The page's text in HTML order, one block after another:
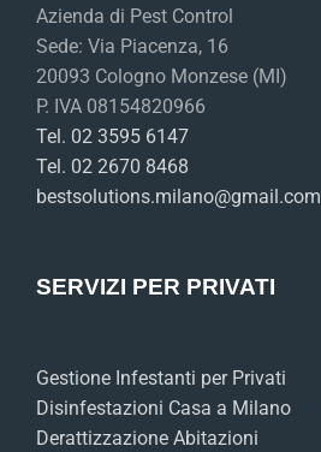
Azienda di Pest Control
Sede: Via Piacenza, 16
20093 Cologno Monzese (MI)
P. IVA 08154820966
Tel. 02 3595 6147
Tel. 02 2670 8468
bestsolutions.milano@gmail.com
SERVIZI PER PRIVATI
Gestione Infestanti per Privati
Disinfestazioni Casa a Milano
Derattizzazione Abitazioni